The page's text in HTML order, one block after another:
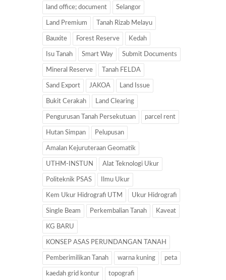
land office; document Selangor
Land Premium Tanah Rizab Melayu
Bauxite Forest Reserve Kedah
Isu Tanah Smart Way Submit Documents
Mineral Reserve Tanah FELDA
Sand Export JAKOA Land Issue
Bukit Cerakah Land Clearing
Pengurusan Tanah Persekutuan parcel rent
Hutan Simpan Pelupusan
Amalan Kejuruteraan Geomatik
UTHM-INSTUN Alat Teknologi Ukur
Politeknik PSAS Ilmu Ukur
Kem Ukur Hidrografi UTM Ukur Hidrografi
Single Beam Perkembalian Tanah Kaveat
KG BARU
KONSEP ASAS PERUNDANGAN TANAH
Pemberimilikan Tanah warna kuning peta
kaedah grid kontur topografi